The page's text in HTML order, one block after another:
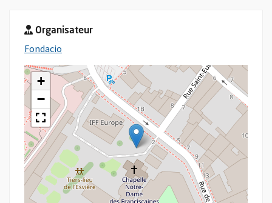
Organisateur
Fondacio
+
−